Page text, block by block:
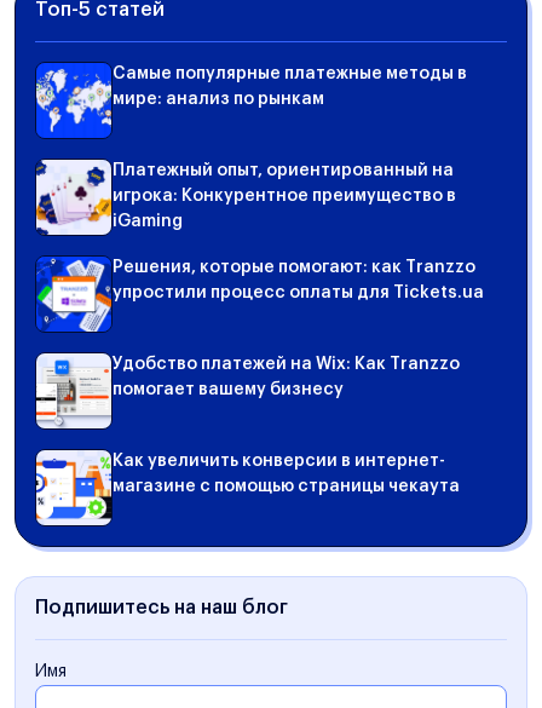
Топ-5 статей
Самые популярные платежные методы в
мире: анализ по рынкам
Платежный опыт, ориентированный на
игрока: Конкурентное преимущество в
iGaming
Решения, которые помогают: как Tranzzo
упростили процесс оплаты для Tickets.ua
Удобство платежей на Wix: Как Tranzzo
помогает вашему бизнесу
Как увеличить конверсии в интернет-
магазине с помощью страницы чекаута
Подпишитесь на наш блог
Имя